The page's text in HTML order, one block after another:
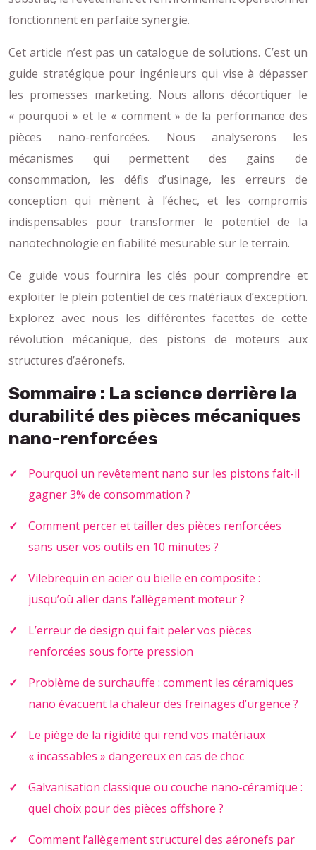
fonctionnent en parfaite synergie.
Cet article n’est pas un catalogue de solutions. C’est un
guide stratégique pour ingénieurs qui vise à dépasser
les promesses marketing. Nous allons décortiquer le
« pourquoi » et le « comment » de la performance des
pièces nano-renforcées. Nous analyserons les
mécanismes qui permettent des gains de
consommation, les défis d’usinage, les erreurs de
conception qui mènent à l’échec, et les compromis
indispensables pour transformer le potentiel de la
nanotechnologie en fiabilité mesurable sur le terrain.
Ce guide vous fournira les clés pour comprendre et
exploiter le plein potentiel de ces matériaux d’exception.
Explorez avec nous les différentes facettes de cette
révolution mécanique, des pistons de moteurs aux
structures d’aéronefs.
Sommaire : La science derrière la
durabilité des pièces mécaniques
nano-renforcées
Pourquoi un revêtement nano sur les pistons fait-il
gagner 3% de consommation ?
Comment percer et tailler des pièces renforcées
sans user vos outils en 10 minutes ?
Vilebrequin en acier ou bielle en composite :
jusqu’où aller dans l’allègement moteur ?
L’erreur de design qui fait peler vos pièces
renforcées sous forte pression
Problème de surchauffe : comment les céramiques
nano évacuent la chaleur des freinages d’urgence ?
Le piège de la rigidité qui rend vos matériaux
« incassables » dangereux en cas de choc
Galvanisation classique ou couche nano-céramique :
quel choix pour des pièces offshore ?
Comment l’allègement structurel des aéronefs par